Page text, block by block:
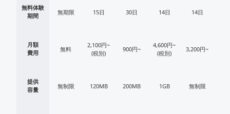
無料体験
期間
無期限 15日 30日 14日 14日
月額
費用
無料
2,100円~
(税別)
900円~
4,600円~
(税別)
3,200円~
提供
容量
無制限 120MB 200MB 1GB 無制限